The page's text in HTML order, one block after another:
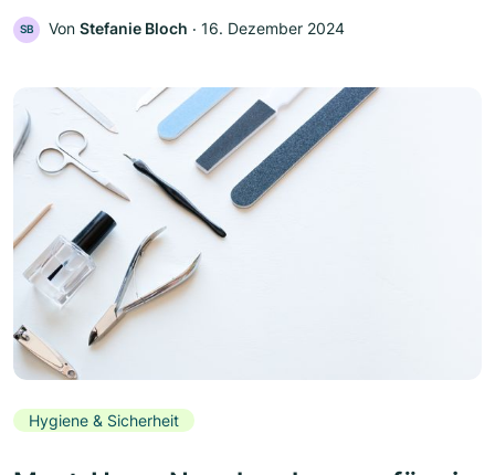
SB Von Stefanie Bloch ‧ 16. Dezember 2024
Hygiene & Sicherheit